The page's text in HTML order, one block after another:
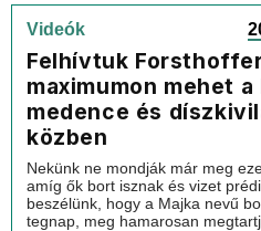
Videók
Felhívtuk
maximumon mehet a
medence és
közben
Nekünk ne mondják már meg
amíg ők bort isznak és vizet
beszélünk, hogy a Majka nevű
tegnap, meg hamarosan